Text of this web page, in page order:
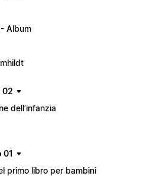
Album
02
dell’infanzia
01
primo libro per bambini